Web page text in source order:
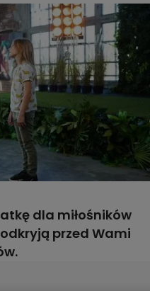
dla miłośników
przed Wami